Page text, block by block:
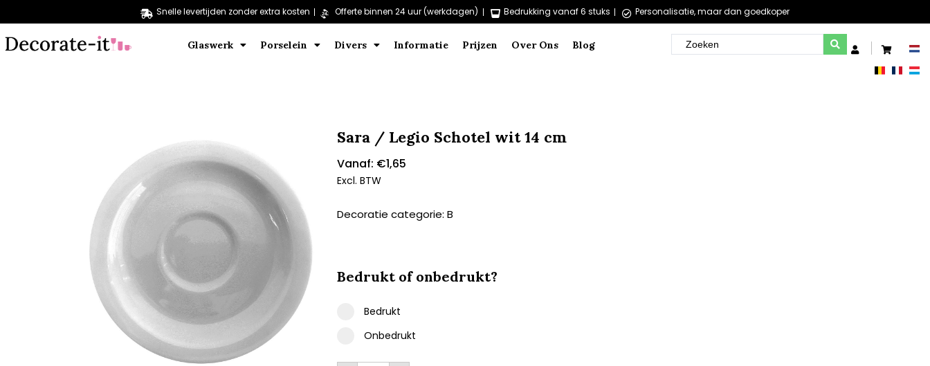
Snelle levertijden zonder extra kosten Offerte binnen 24 uur (werkdagen) Bedrukking vanaf 6 stuks Personalisatie, maar dan goedkoper
Glaswerk Porselein Divers Informatie Prijzen Over Ons Blog
Sara / Legio Schotel wit 14 cm
Vanaf: €1,65
Excl. BTW
Decoratie categorie: B
Bedrukt of onbedrukt?
Bedrukt
Onbedrukt